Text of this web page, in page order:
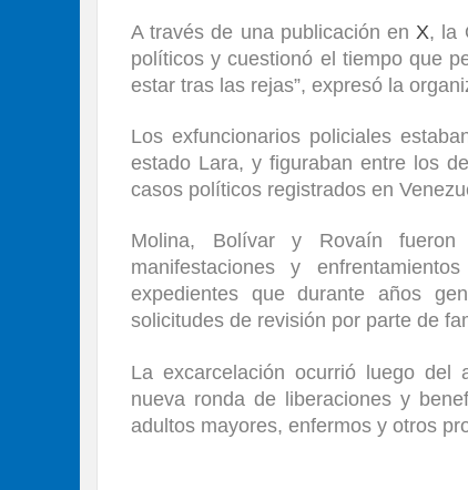
A través de una publicación en X, la
políticos y cuestionó el tiempo que
estar tras las rejas”, expresó la
Los exfuncionarios policiales
estado Lara, y figuraban entre los
casos políticos registrados en
Molina, Bolívar y Rovaín fueron
manifestaciones y
expedientes que durante años
solicitudes de revisión por parte de
La excarcelación ocurrió luego del
nueva ronda de liberaciones y
adultos mayores, enfermos y otros